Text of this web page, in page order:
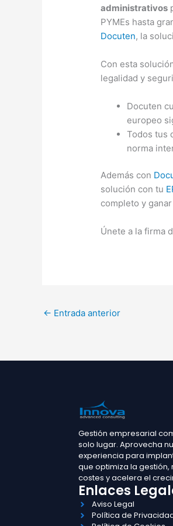
administrativos
PYMEs hasta
Docuten, la
Con esta
legalidad y
Docuten
europeo
Todos tus
norma
Además con
solución con tu
completo y
Únete a la firma
← Entrada anterior
Gestión empresarial
solo lugar. Aprovecha
experiencia para
que optimiza la gestión,
costes y acelera el
Enlaces
Aviso Legal
Política de